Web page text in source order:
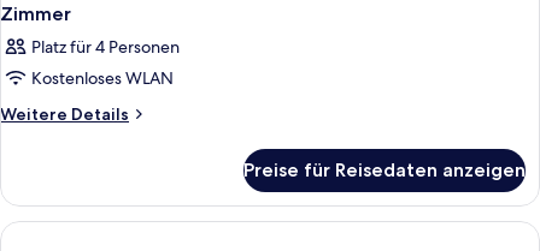
Zimmer
Platz für 4 Personen
Kostenloses WLAN
Weitere Details
Weitere
Preise für Reisedaten anzeigen